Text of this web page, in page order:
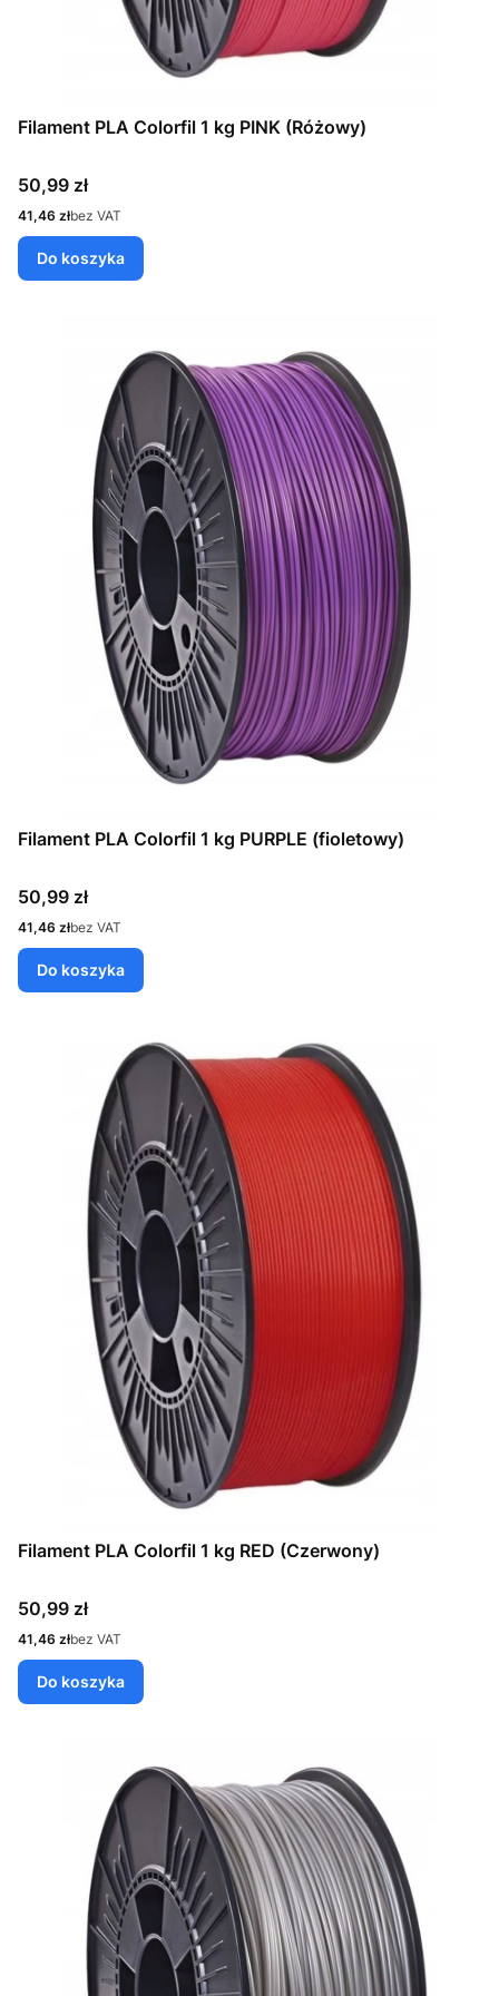
Filament PLA Colorfil 1 kg PINK (Różowy)
Cena
50,99 zł
Cena
41,46 złbez VAT
Do koszyka
Filament PLA Colorfil 1 kg PURPLE (fioletowy)
Cena
50,99 zł
Cena
41,46 złbez VAT
Do koszyka
Filament PLA Colorfil 1 kg RED (Czerwony)
Cena
50,99 zł
Cena
41,46 złbez VAT
Do koszyka